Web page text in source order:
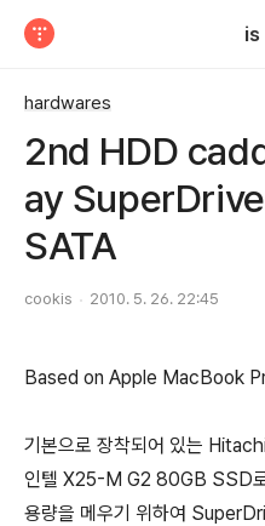
is
hardwares
2nd HDD
ay
SATA
cookis 2010. 5. 26. 22:45
Based on Apple MacBook
기본으로 장착되어 있는
인텔 X25-M G2 80GB SSD
용량을 메우기 위하여